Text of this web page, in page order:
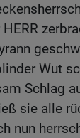
HERR
Wut
Schlag
sie alle
nun